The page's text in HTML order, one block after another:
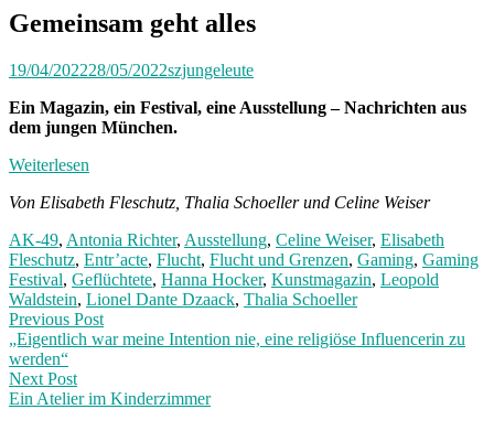
Gemeinsam geht alles
19/04/202228/05/2022szjungeleute
Ein Magazin, ein Festival, eine Ausstellung – Nachrichten aus
dem jungen München.
Weiterlesen
Von Elisabeth Fleschutz, Thalia Schoeller und Celine Weiser
AK-49, Antonia Richter, Ausstellung, Celine Weiser, Elisabeth
Fleschutz, Entr’acte, Flucht, Flucht und Grenzen, Gaming, Gaming
Festival, Geflüchtete, Hanna Hocker, Kunstmagazin, Leopold
Waldstein, Lionel Dante Dzaack, Thalia Schoeller
Post
navigation
Previous PostPrevious
post:
„Eigentlich war meine Intention nie, eine religiöse Influencerin zu
werden“
Next Post
Ein Atelier im Kinderzimmer